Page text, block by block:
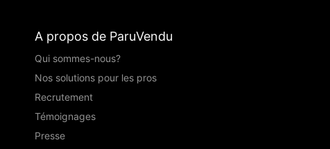
A propos de ParuVendu
Qui sommes-nous?
Nos solutions pour les pros
Recrutement
Témoignages
Presse